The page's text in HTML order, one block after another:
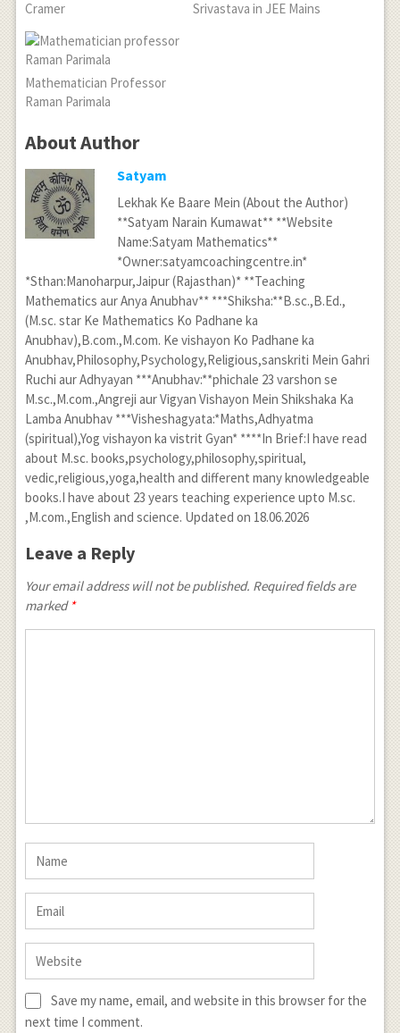
Cramer Srivastava in JEE Mains
Mathematician Professor
Raman Parimala
About Author
Satyam
Lekhak Ke Baare Mein (About the Author)
**Satyam Narain Kumawat** **Website
Name:Satyam Mathematics**
*Owner:satyamcoachingcentre.in*
*Sthan:Manoharpur,Jaipur (Rajasthan)* **Teaching
Mathematics aur Anya Anubhav** ***Shiksha:**B.sc.,B.Ed.,
(M.sc. star Ke Mathematics Ko Padhane ka
Anubhav),B.com.,M.com. Ke vishayon Ko Padhane ka
Anubhav,Philosophy,Psychology,Religious,sanskriti Mein Gahri
Ruchi aur Adhyayan ***Anubhav:**phichale 23 varshon se
M.sc.,M.com.,Angreji aur Vigyan Vishayon Mein Shikshaka Ka
Lamba Anubhav ***Visheshagyata:*Maths,Adhyatma
(spiritual),Yog vishayon ka vistrit Gyan* ****In Brief:I have read
about M.sc. books,psychology,philosophy,spiritual,
vedic,religious,yoga,health and different many knowledgeable
books.I have about 23 years teaching experience upto M.sc.
,M.com.,English and science. Updated on 18.06.2026
Leave a Reply
Your email address will not be published. Required fields are
marked *
Save my name, email, and website in this browser for the
next time I comment.